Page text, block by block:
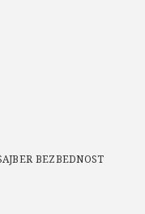
BEZBEDNOST